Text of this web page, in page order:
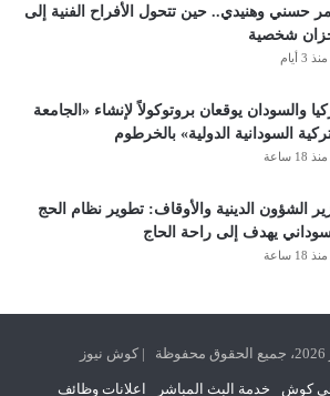
حسني وهنيدي.. حين تتحول الأفراح الفنية إلى
شخصية
منذ 3 أيام
والسودان يوقعان بروتوكولاً لإنشاء «الجامعة
السودانية الدولية» بالخرطوم
منذ 18 ساعة
الشؤون الدينية والأوقاف: تطوير نظام الحج
يهدف إلى راحة الحاج
منذ 18 ساعة
في كوش خدمة البث المباشر اعلانات وظائف